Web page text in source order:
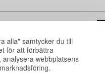
alla" samtycker du till
för att förbättra
webbplatsens
och samtida konsthantverk och